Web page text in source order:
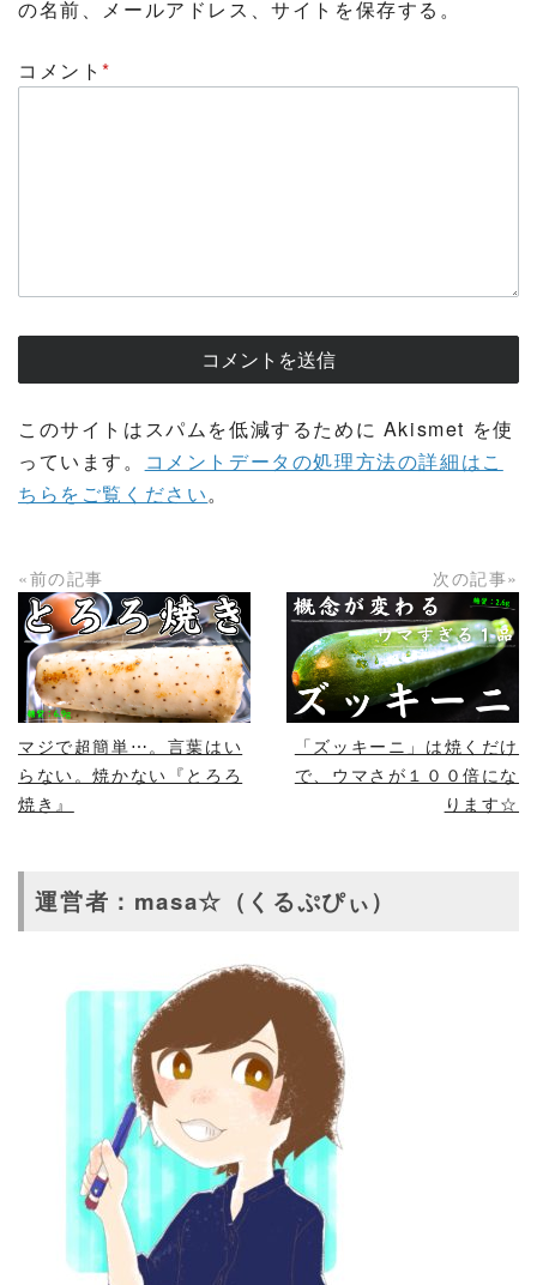
の名前、メールアドレス、サイトを保存する。
コメント*
このサイトはスパムを低減するために Akismet を使
っています。
コメントデータの処理方法の詳細はこ
ちらをご覧ください。
«前の記事
READ MORE
マジで超簡単⋯。言葉はい
らない。焼かない『とろろ
焼き』
次の記事»
READ MORE
「ズッキーニ」は焼くだけ
で、ウマさが１００倍にな
ります☆
運営者：masa☆（くるぷぴぃ）